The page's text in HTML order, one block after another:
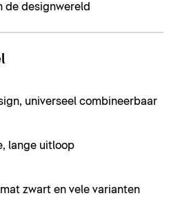
de designwereld
universeel combineerbaar
lange uitloop
mat zwart en vele varianten